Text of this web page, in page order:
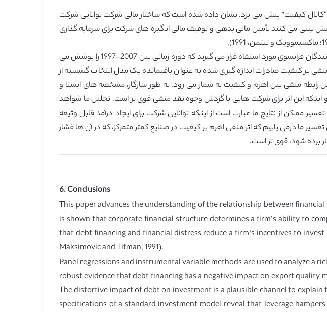
“کانال کیفیت” پیش می برد. نشان داده شده است که ساختار مالی شرکت توانایی شرکت
بینی می کنند تأمین مالی بدهی و توقیف مالی انگیزه های شرکت برای سرمایه گذاری
رگرسیون های پانل و روش های متغیر ابزاری برای تجزیه و تحلیل یک مجموعه داده غنی از صادرکنندگان فرانسوی مورد استفاه قرار می گیرند که دوره زمانی بین 2007-1997 را پوشش می
بر کیفیت صادرات اندازه گیری شده به عنوان باقیمانده یک مدل انتخاب گسسته از
رابطه منفی بین اهرم و کیفیت به شمار می رود. به طور سازگار، مشخصه های ایستا و
اینکه این اثر برای شرکت هایی با گردش وجوه نقد منفی قوی تر است. تحلیل ما شواهد
ممکن از نتایج ما عبارت است از اینکه توانایی شرکت برای ایجاد درآمد قابل وثیقه
ما درمی یابیم که اثر منفی اهرم بر کیفیت در صنایع کمتر متمرکز، که در آن ها فشار
برده شود، قوی تر است.
6. Conclusions
This paper advances the understanding of the relationship between
is shown that corporate financial structure determines a firm’s ability to
that debt financing and financial distress reduce a firm’s incentives to
Maksimovic and Titman, 1991).
Panel regressions and instrumental variable methods are used to analyze a
robust evidence that debt financing has a negative impact on export quality
The distortive impact of debt on investment is a plausible channel to
specifications of a standard investment model reveal that leverage